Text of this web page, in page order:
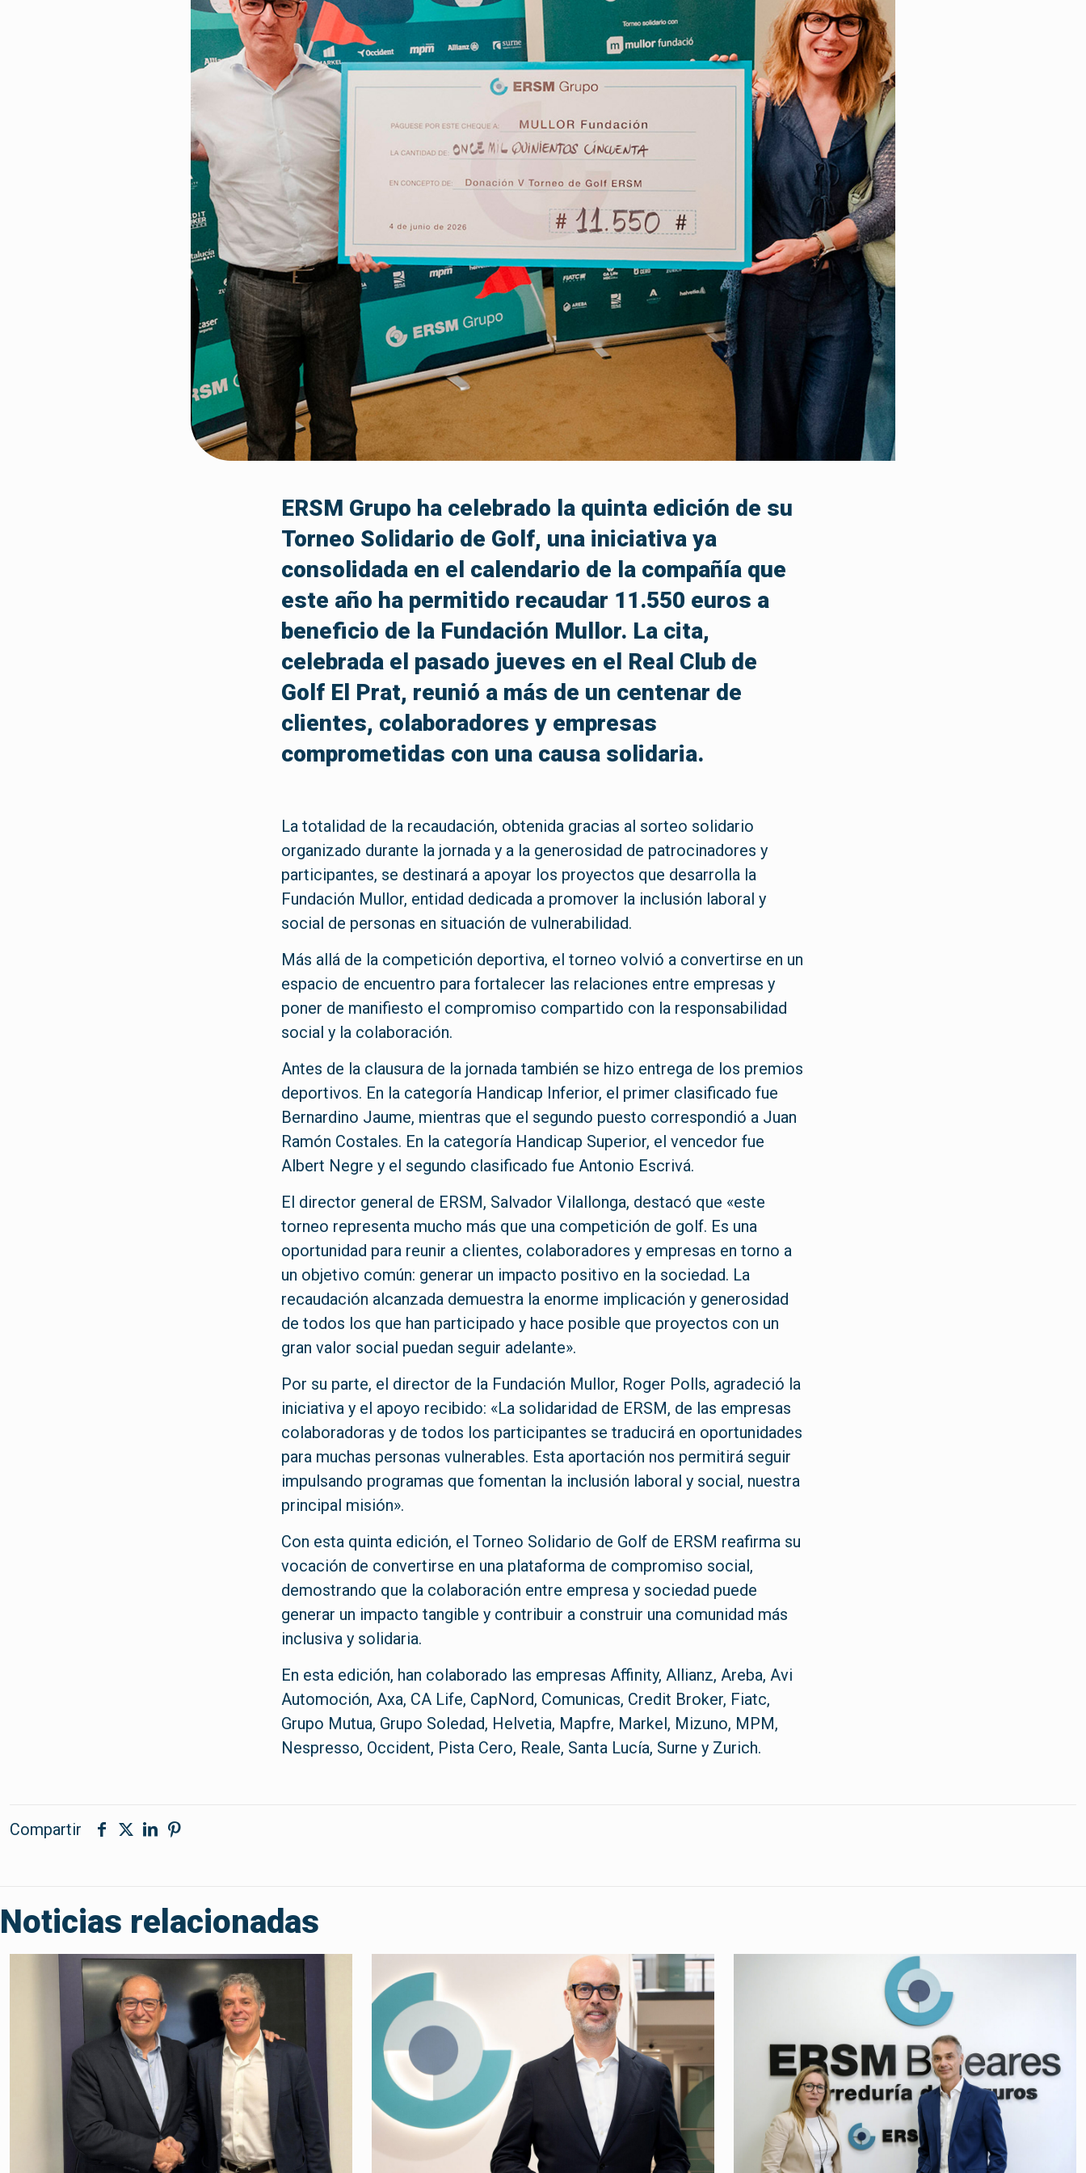
ERSM Grupo ha celebrado la quinta edición de su
Torneo Solidario de Golf, una iniciativa ya
consolidada en el calendario de la compañía que
este año ha permitido recaudar 11.550 euros a
beneficio de la Fundación Mullor. La cita,
celebrada el pasado jueves en el Real Club de
Golf El Prat, reunió a más de un centenar de
clientes, colaboradores y empresas
comprometidas con una causa solidaria.
La totalidad de la recaudación, obtenida gracias al sorteo solidario
organizado durante la jornada y a la generosidad de patrocinadores y
participantes, se destinará a apoyar los proyectos que desarrolla la
Fundación Mullor, entidad dedicada a promover la inclusión laboral y
social de personas en situación de vulnerabilidad.
Más allá de la competición deportiva, el torneo volvió a convertirse en un
espacio de encuentro para fortalecer las relaciones entre empresas y
poner de manifiesto el compromiso compartido con la responsabilidad
social y la colaboración.
Antes de la clausura de la jornada también se hizo entrega de los premios
deportivos. En la categoría Handicap Inferior, el primer clasificado fue
Bernardino Jaume, mientras que el segundo puesto correspondió a Juan
Ramón Costales. En la categoría Handicap Superior, el vencedor fue
Albert Negre y el segundo clasificado fue Antonio Escrivá.
El director general de ERSM, Salvador Vilallonga, destacó que «este
torneo representa mucho más que una competición de golf. Es una
oportunidad para reunir a clientes, colaboradores y empresas en torno a
un objetivo común: generar un impacto positivo en la sociedad. La
recaudación alcanzada demuestra la enorme implicación y generosidad
de todos los que han participado y hace posible que proyectos con un
gran valor social puedan seguir adelante».
Por su parte, el director de la Fundación Mullor, Roger Polls, agradeció la
iniciativa y el apoyo recibido: «La solidaridad de ERSM, de las empresas
colaboradoras y de todos los participantes se traducirá en oportunidades
para muchas personas vulnerables. Esta aportación nos permitirá seguir
impulsando programas que fomentan la inclusión laboral y social, nuestra
principal misión».
Con esta quinta edición, el Torneo Solidario de Golf de ERSM reafirma su
vocación de convertirse en una plataforma de compromiso social,
demostrando que la colaboración entre empresa y sociedad puede
generar un impacto tangible y contribuir a construir una comunidad más
inclusiva y solidaria.
En esta edición, han colaborado las empresas Affinity, Allianz, Areba, Avi
Automoción, Axa, CA Life, CapNord, Comunicas, Credit Broker, Fiatc,
Grupo Mutua, Grupo Soledad, Helvetia, Mapfre, Markel, Mizuno, MPM,
Nespresso, Occident, Pista Cero, Reale, Santa Lucía, Surne y Zurich.
Compartir
Noticias relacionadas